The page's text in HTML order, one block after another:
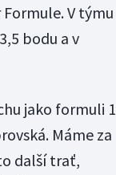
V týmu
bodu a v
jako formuli 1
Máme za
další trať,